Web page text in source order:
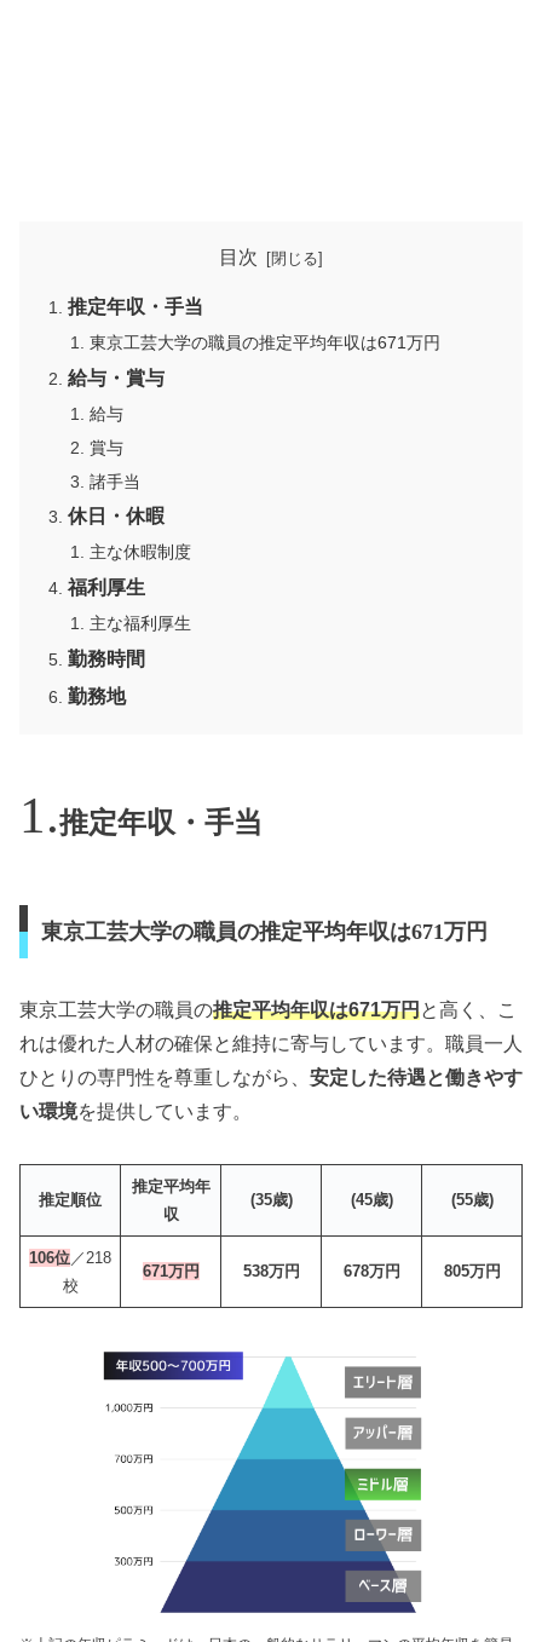
目次
推定年収・手当
東京工芸大学の職員の推定平均年収は671万円
給与・賞与
給与
賞与
諸手当
休日・休暇
主な休暇制度
福利厚生
主な福利厚生
勤務時間
勤務地
推定年収・手当
東京工芸大学の職員の推定平均年収は671万円
東京工芸大学の職員の推定平均年収は671万円と高く、こ
れは優れた人材の確保と維持に寄与しています。職員一人
ひとりの専門性を尊重しながら、 安定した待遇と働きやす
い環境を提供しています。
推定順位
推定平均年
収
(35歳) (45歳) (55歳)
106位 ／218
校
671万円 538万円 678万円 805万円